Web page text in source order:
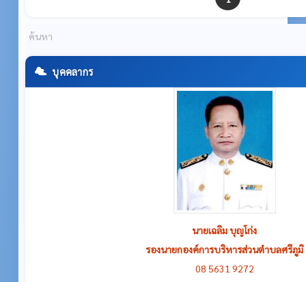
บุคคลากร
นายเฉลิม บุญโก่ง
รองนายกองค์การบริหารส่วนตำบลศรีภูมิ
08 5631 9272